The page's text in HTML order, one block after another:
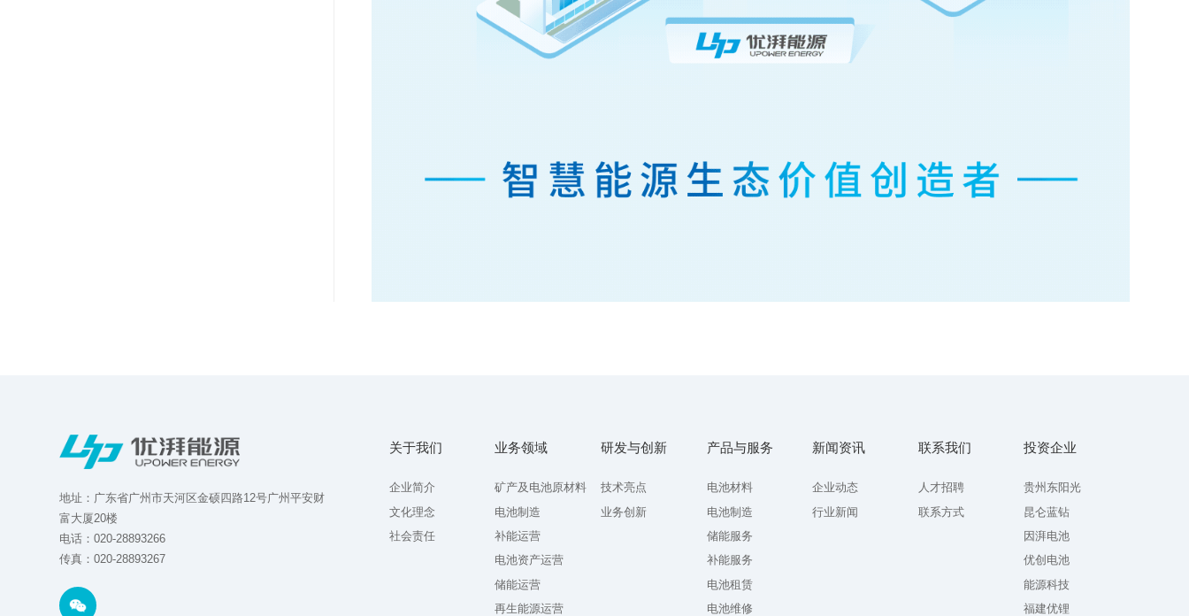
地址：广东省广州市天河区金硕四路12号广州平安财
富大厦20楼
电话：020-28893266
传真：020-28893267
关于我们
企业简介
文化理念
社会责任
业务领域
矿产及电池原材料
电池制造
补能运营
电池资产运营
储能运营
再生能源运营
研发与创新
技术亮点
业务创新
产品与服务
电池材料
电池制造
储能服务
补能服务
电池租赁
电池维修
新闻资讯
企业动态
行业新闻
联系我们
人才招聘
联系方式
投资企业
贵州东阳光
昆仑蓝钻
因湃电池
优创电池
能源科技
福建优锂